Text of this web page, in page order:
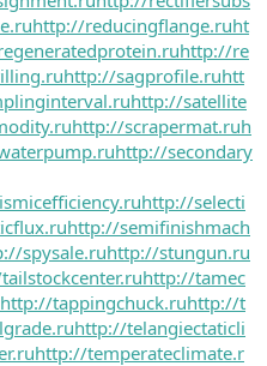
http://reducingflange.ruht
http://re
http://sagprofile.ruhtt
http://satellite
http://scrapermat.ruh
http://secondary
http://selecti
http://semifinishmach
spysale.ruhttp://stungun.ru
http://tamec
http://tappingchuck.ruhttp://t
http://telangiectaticli
http://temperateclimate.r